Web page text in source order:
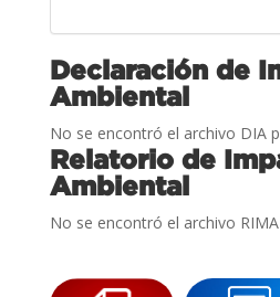
Declaración de
Ambiental
No se encontró el archivo DIA
Relatorio de
Ambiental
No se encontró el archivo